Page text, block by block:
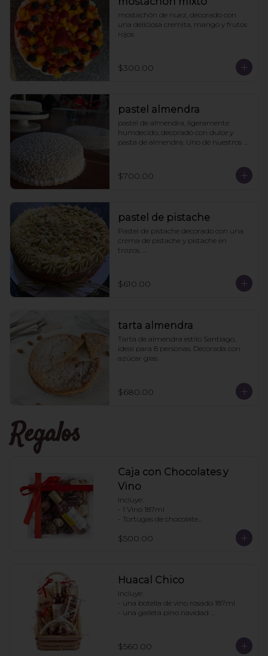
mostachón de nuez, decorado con
una deliciosa cremita, mango y frutos
rojos
$300.00
pastel almendra
pastel de almendra, ligeramente
humdecido, decorado con dulce y
pasta de almendra. Uno de nuestros
$700.00
pastel de pistache
Pastel de pistache decorado con una
crema de pistache y pistache en
trozos.
los que les guste más el pan húmedo.
6 personas
$610.00
tarta almendra
Tarta de almendra estilo Santiago,
ideal para 8 personas. Decorada con
azúcar glas.
$680.00
Regalos
Caja con Chocolates y
Vino
Incluye:
- 1 Vino 187ml
- Tortugas de chocolate
- Pretzels con chocolate
$500.00
Huacal Chico
Incluye:
- una botella de vino rosado 187ml
- una galleta pino navidad
- 1 bolsa enjambres de chocolate
- 1 bote pretzels con chocolate
$560.00